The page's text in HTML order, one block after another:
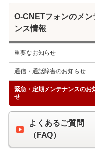
O-CNETフォンのメン
ンス情報
重要なお知らせ
通信・通話障害のお知らせ
緊急・定期メンテナンスのお
せ
よくあるご質問
（FAQ）